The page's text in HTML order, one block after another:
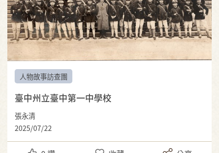
人物故事訪查團
臺中州立臺中第一中學校
張永清
2025/07/22